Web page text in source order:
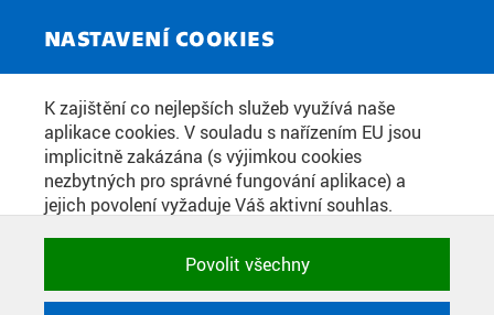
NASTAVENÍ COOKIES
K zajištění co nejlepších služeb využívá naše
aplikace cookies. V souladu s nařízením EU jsou
implicitně zakázána (s výjimkou cookies
nezbytných pro správné fungování aplikace) a
jejich povolení vyžaduje Váš aktivní souhlas.
zakázat, případně vybrat a povolit cookies podle
kategorie. Svoje rozhodnutí můžete samozřejmě
kdykoli změnit.
Povolit všechny
ZPRAVODAJSKÝ SERVIS
MOSTY SE MAJÍ STAVĚT NA
GENERACE, NE NA EFEKT.
ROZHOVOR SE 100LETÝM
STAVITELEM DOKTOREM JANEM